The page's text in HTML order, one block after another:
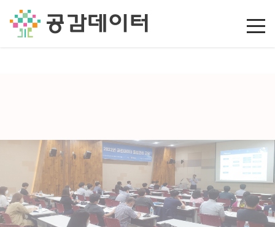
공공데이터 컨설팅, 공공데이터 품질 관리, 데이터 품질 진단,
빅데이터 컨설팅, 데이터 설계 및 구축